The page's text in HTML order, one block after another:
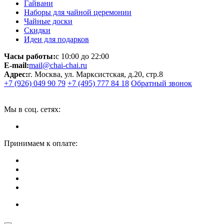
Гайвани
Наборы для чайной церемонии
Чайные доски
Скидки
Идеи для подарков
Часы работы:с 10:00 до 22:00
E-mail:mail@chai-chai.ru
Адрес:г. Москва, ул. Марксистская, д.20, стр.8
+7 (926) 049 90 79 +7 (495) 777 84 18 Обратный звонок
Мы в соц. сетях:
Принимаем к оплате: